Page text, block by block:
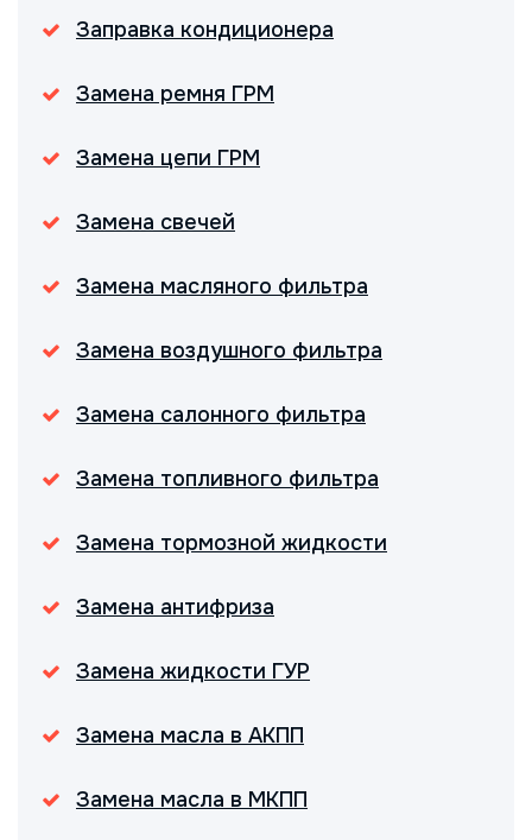
Заправка кондиционера
Замена ремня ГРМ
Замена цепи ГРМ
Замена свечей
Замена масляного фильтра
Замена воздушного фильтра
Замена салонного фильтра
Замена топливного фильтра
Замена тормозной жидкости
Замена антифриза
Замена жидкости ГУР
Замена масла в АКПП
Замена масла в МКПП